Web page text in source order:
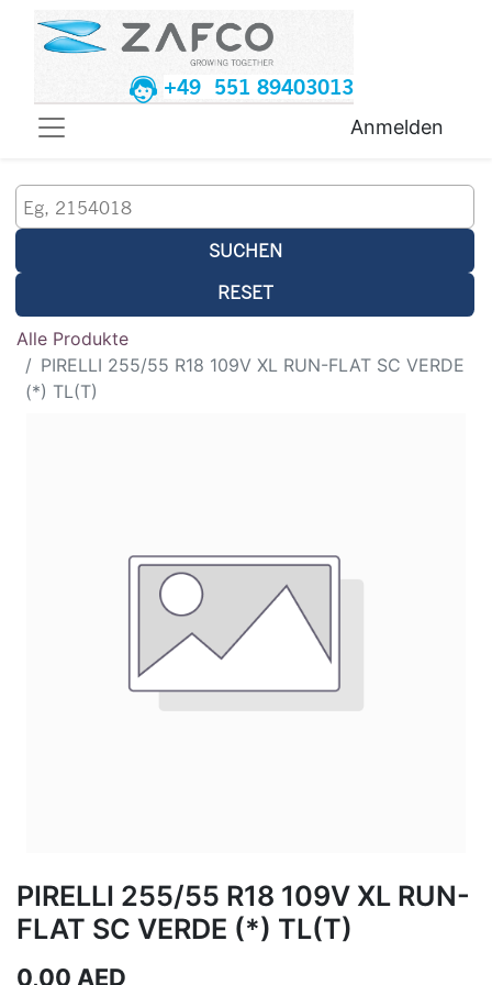
+49 551 89403013
Anmelden
SUCHEN
RESET
Alle Produkte
PIRELLI 255/55 R18 109V XL RUN-FLAT SC VERDE
(*) TL(T)
PIRELLI 255/55 R18 109V XL RUN-
FLAT SC VERDE (*) TL(T)
0,00 AED